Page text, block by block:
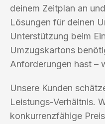
deinem Zeitplan an
Lösungen für deinen
Unterstützung beim
Umzugskartons
Anforderungen hast –
Unsere Kunden
Leistungs-Verhältnis.
konkurrenzfähige